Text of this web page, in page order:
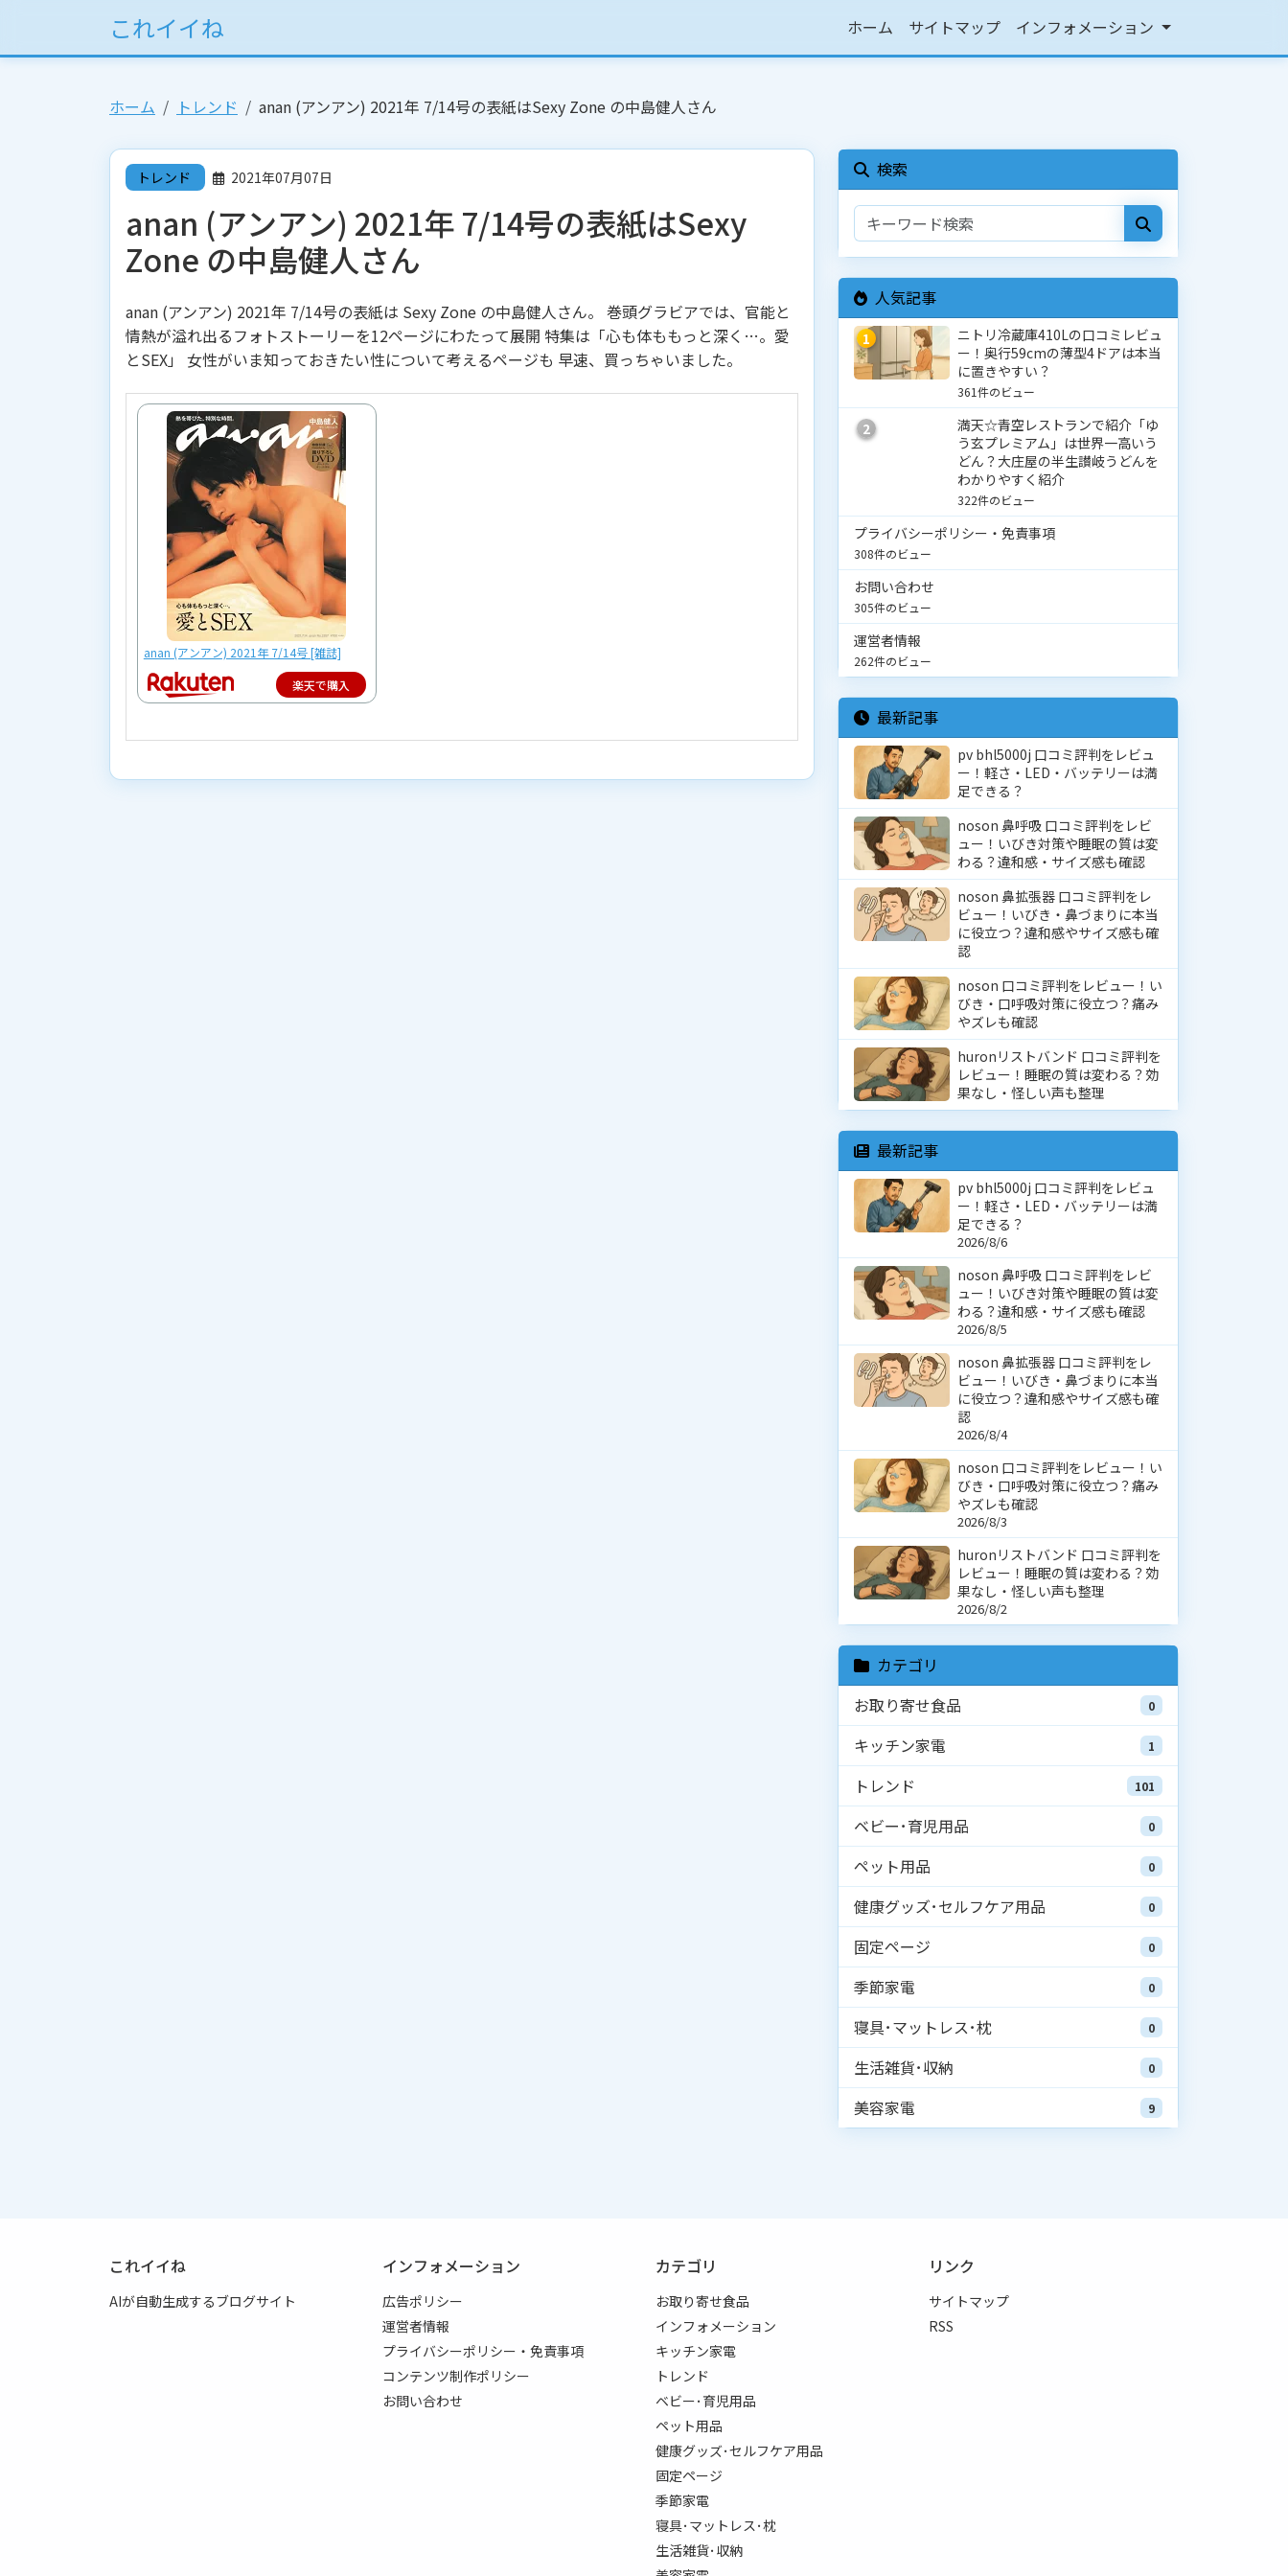
これイイね ホーム サイトマップ インフォメーション
ホーム トレンド anan (アンアン) 2021年 7/14号の表紙はSexy Zone の中島健人さん
トレンド 2021年07月07日
anan (アンアン) 2021年 7/14号の表紙はSexy
Zone の中島健人さん
anan (アンアン) 2021年 7/14号の表紙は Sexy Zone の中島健人さん。 巻頭グラビアでは、官能と
情熱が溢れ出るフォトストーリーを12ページにわたって展開 特集は「心も体ももっと深く…。愛
とSEX」 女性がいま知っておきたい性について考えるページも 早速、買っちゃいました。
anan (アンアン) 2021年 7/14号 [雑誌]
楽天で購入
検索
人気記事
1
ニトリ冷蔵庫410Lの口コミレビュ
ー！奥行59cmの薄型4ドアは本当
に置きやすい？
361件のビュー
2
満天☆青空レストランで紹介「ゆ
う玄プレミアム」は世界一高いう
どん？大庄屋の半生讃岐うどんを
わかりやすく紹介
322件のビュー
プライバシーポリシー・免責事項
308件のビュー
お問い合わせ
305件のビュー
運営者情報
262件のビュー
最新記事
pv bhl5000j 口コミ評判をレビュ
ー！軽さ・LED・バッテリーは満
足できる？
noson 鼻呼吸 口コミ評判をレビ
ュー！いびき対策や睡眠の質は変
わる？違和感・サイズ感も確認
noson 鼻拡張器 口コミ評判をレ
ビュー！いびき・鼻づまりに本当
に役立つ？違和感やサイズ感も確
認
noson 口コミ評判をレビュー！い
びき・口呼吸対策に役立つ？痛み
やズレも確認
huronリストバンド 口コミ評判を
レビュー！睡眠の質は変わる？効
果なし・怪しい声も整理
最新記事
pv bhl5000j 口コミ評判をレビュ
ー！軽さ・LED・バッテリーは満
足できる？
2026/8/6
noson 鼻呼吸 口コミ評判をレビ
ュー！いびき対策や睡眠の質は変
わる？違和感・サイズ感も確認
2026/8/5
noson 鼻拡張器 口コミ評判をレ
ビュー！いびき・鼻づまりに本当
に役立つ？違和感やサイズ感も確
認
2026/8/4
noson 口コミ評判をレビュー！い
びき・口呼吸対策に役立つ？痛み
やズレも確認
2026/8/3
huronリストバンド 口コミ評判を
レビュー！睡眠の質は変わる？効
果なし・怪しい声も整理
2026/8/2
カテゴリ
お取り寄せ食品
0
キッチン家電 1
トレンド 101
ベビー･育児用品 0
ペット用品 0
健康グッズ･セルフケア用品 0
固定ページ 0
季節家電 0
寝具･マットレス･枕 0
生活雑貨･収納 0
美容家電 9
これイイね
AIが自動生成するブログサイト
インフォメーション
広告ポリシー
運営者情報
プライバシーポリシー・免責事項
コンテンツ制作ポリシー
お問い合わせ
カテゴリ
お取り寄せ食品
インフォメーション
キッチン家電
トレンド
ベビー･育児用品
ペット用品
健康グッズ･セルフケア用品
固定ページ
季節家電
寝具･マットレス･枕
生活雑貨･収納
リンク
サイトマップ
RSS